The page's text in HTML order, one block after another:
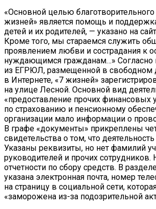
«Основной целью
жизней» является помощь и
детей и их родителей, — указано на
Кроме того, мы стараемся служить
проявлением любви и сострадания к
нуждающимся гражданам…» Согласно
из ЕГРЮЛ, размещенной в свободном
в Интернете, «7 жизней»
на улице Лесной. Основной вид
«предоставление прочих финансовых
по страхованию и пенсионному
организации мало информации о
В графе «документы» прикреплены
свидетельства о том, что
Указаны реквизиты, но нет фамилий
руководителей и прочих сотрудников.
отчетности по сбору средств. В
указана электронная почта, номер
на страницу в социальной сети,
«заморожена из-за подозрительной